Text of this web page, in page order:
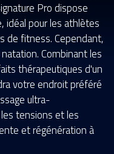
Pro dispose
idéal pour les athlètes
de fitness. Cependant,
Combinant les
thérapeutiques d'un
votre endroit préféré
ultra-
tensions et les
et régénération à